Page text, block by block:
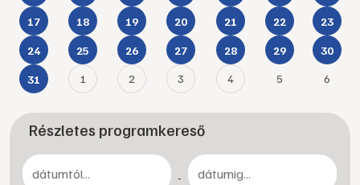
17 18 19 20 21 22 23
24 25 26 27 28 29 30
31 1 2 3 4 5 6
Részletes programkereső
-